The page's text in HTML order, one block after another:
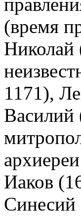
(время
Николай
1171),
Василий
Иаков
Синесий